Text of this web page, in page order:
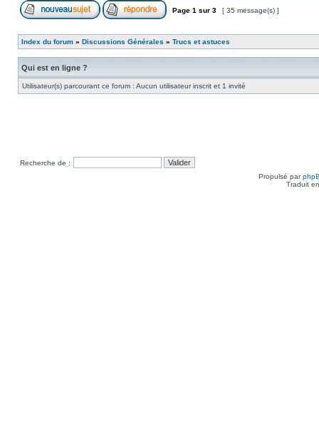
Page 1 sur 3 [ 35 message(s) ]
Index du forum » Discussions Générales » Trucs et astuces
Qui est en ligne ?
Utilisateur(s) parcourant ce forum : Aucun utilisateur inscrit et 1 invité
Recherche de :
Propulsé par
Traduit